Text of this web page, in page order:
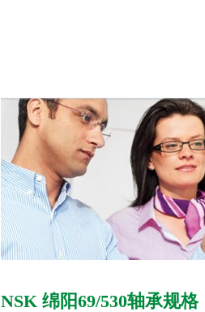
NSK 绵阳69/530轴承规格